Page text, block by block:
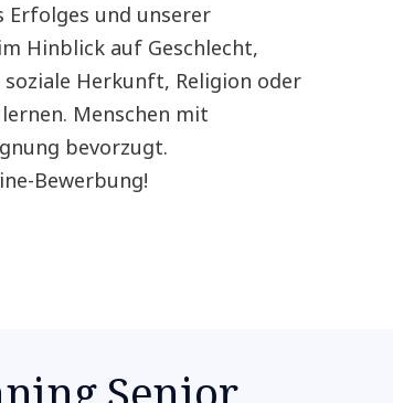
und unserer
Hinblick auf Geschlecht,
Herkunft, Religion oder
Menschen mit
bevorzugt.
Bewerbung!